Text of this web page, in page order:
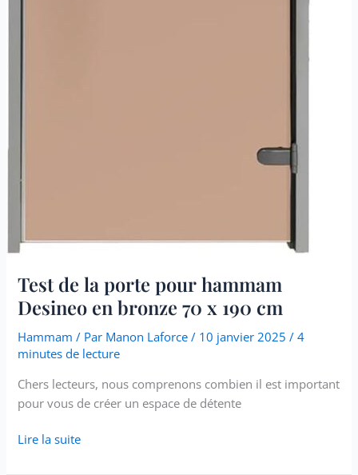
Test de la porte pour hammam
Desineo en bronze 70 x 190 cm
Hammam / Par Manon Laforce/ 10 janvier 2025/4
minutes de lecture
Chers lecteurs, nous comprenons combien il est important
pour vous de créer un espace de détente
Lire la suite